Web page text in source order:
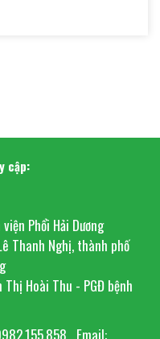
cập:
Phổi Hải Dương
Thanh Nghị, thành phố
Thị Hoài Thu - PGĐ bệnh
Email: